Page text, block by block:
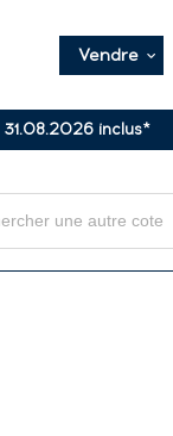
Vendre
inclus*